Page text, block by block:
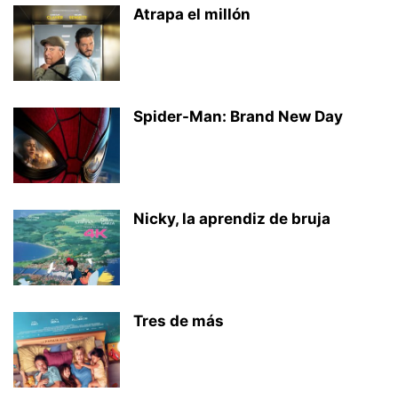
Atrapa el millón
Spider-Man: Brand New Day
Nicky, la aprendiz de bruja
Tres de más